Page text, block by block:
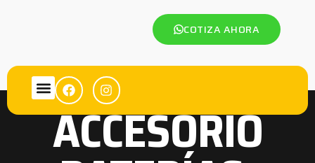
COTIZA AHORA
ACCESORIO